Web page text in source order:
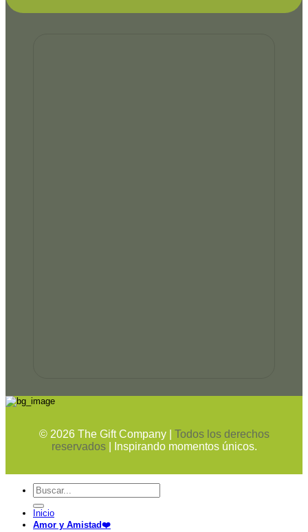
© 2026The Gift Company | Todos los derechos
reservados
| Inspirando momentos únicos.
Buscar
por:
Inicio
Amor y Amistad❤️